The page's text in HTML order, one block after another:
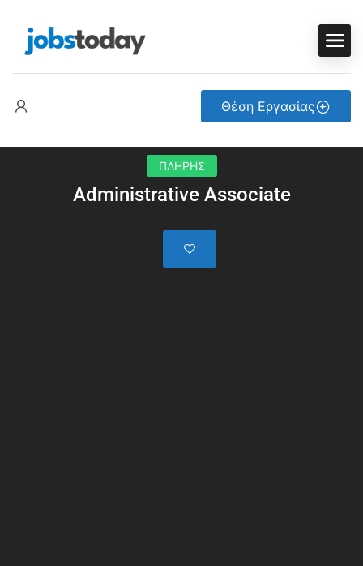
Θέση Εργασίας
ΠΛΗΡΗΣ
Administrative Associate